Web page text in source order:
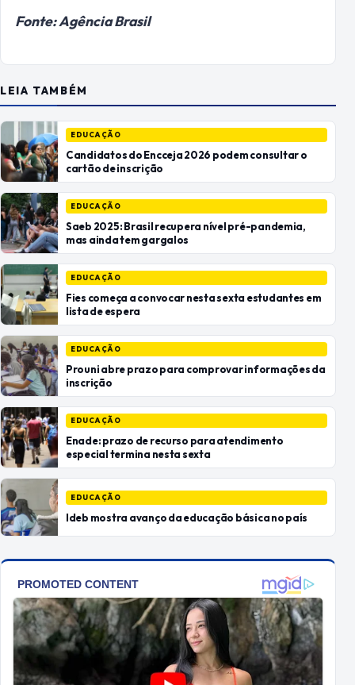
Fonte: Agência Brasil
LEIA TAMBÉM
EDUCAÇÃO
Candidatos do Encceja 2026 podem consultar o
cartão de inscrição
EDUCAÇÃO
Saeb 2025: Brasil recupera nível pré-pandemia,
mas ainda tem gargalos
EDUCAÇÃO
Fies começa a convocar nesta sexta estudantes em
lista de espera
EDUCAÇÃO
Prouni abre prazo para comprovar informações da
inscrição
EDUCAÇÃO
Enade: prazo de recurso para atendimento
especial termina nesta sexta
EDUCAÇÃO
Ideb mostra avanço da educação básica no país